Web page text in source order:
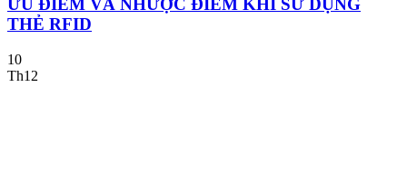
ƯU ĐIỂM VÀ NHƯỢC ĐIỂM KHI SỬ DỤNG
THẺ RFID
10
Th12